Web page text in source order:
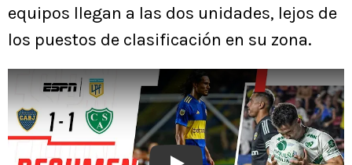
equipos llegan a las dos unidades, lejos de
los puestos de clasificación en su zona.